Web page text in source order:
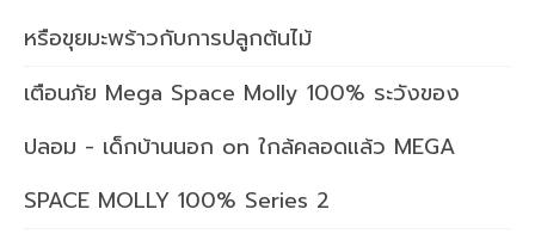
หรือขุยมะพร้าวกับการปลูกต้นไม้
เตือนภัย Mega Space Molly 100% ระวังของ
ปลอม - เด็กบ้านนอก on ใกล้คลอดแล้ว MEGA
SPACE MOLLY 100% Series 2